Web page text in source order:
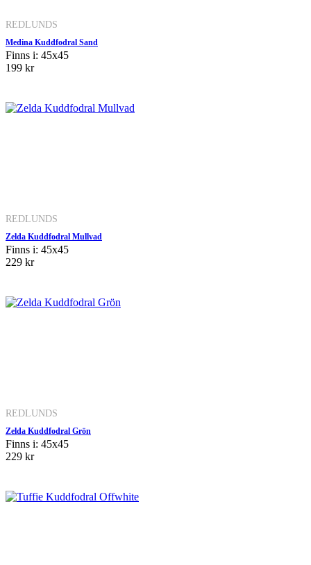
REDLUNDS
Medina Kuddfodral Sand
Finns i: 45x45
199 kr
REDLUNDS
Zelda Kuddfodral Mullvad
Finns i: 45x45
229 kr
REDLUNDS
Zelda Kuddfodral Grön
Finns i: 45x45
229 kr